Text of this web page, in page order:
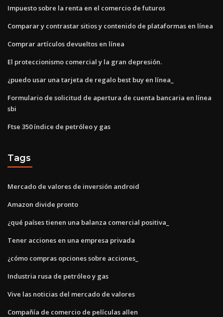
Impuesto sobre la renta en el comercio de futuros
Comparar y contrastar sitios y contenido de plataformas en línea
Comprar artículos devueltos en línea
El proteccionismo comercial y la gran depresión.
¿puedo usar una tarjeta de regalo best buy en línea_
Formulario de solicitud de apertura de cuenta bancaria en línea
sbi
Ftse 350 índice de petróleo y gas
Tags
Mercado de valores de inversión android
Amazon divide pronto
¿qué países tienen una balanza comercial positiva_
Tener acciones en una empresa privada
¿cómo compras opciones sobre acciones_
Industria rusa de petróleo y gas
Vive las noticias del mercado de valores
Compañía de comercio de películas allen